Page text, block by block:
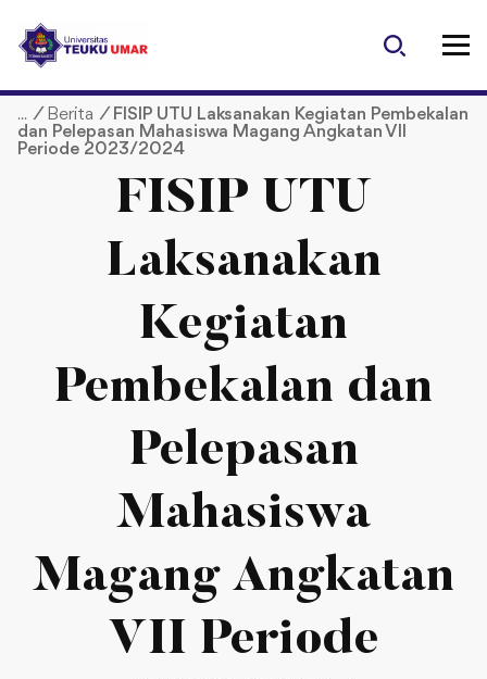
p
/ Berita / FISIP UTU Laksanakan Kegiatan Pembekalan
dan Pelepasan Mahasiswa Magang Angkatan VII
Periode 2023/2024
FISIP UTU
Laksanakan
Kegiatan
Pembekalan dan
Pelepasan
Mahasiswa
Magang Angkatan
VII Periode